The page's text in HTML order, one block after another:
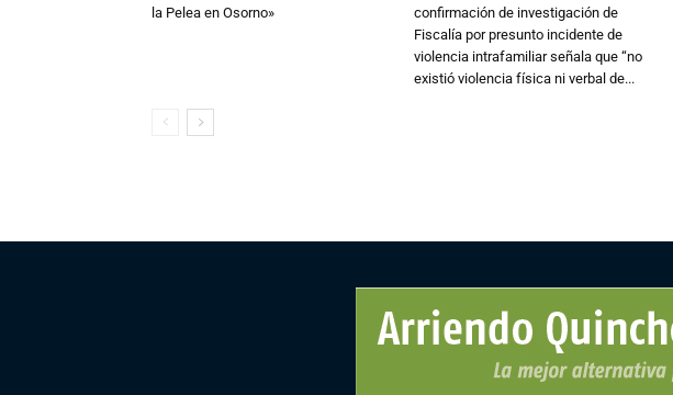
la Pelea en Osorno»
confirmación de investigación de
Fiscalía por presunto incidente de
violencia intrafamiliar señala que “no
existió violencia física ni verbal de...